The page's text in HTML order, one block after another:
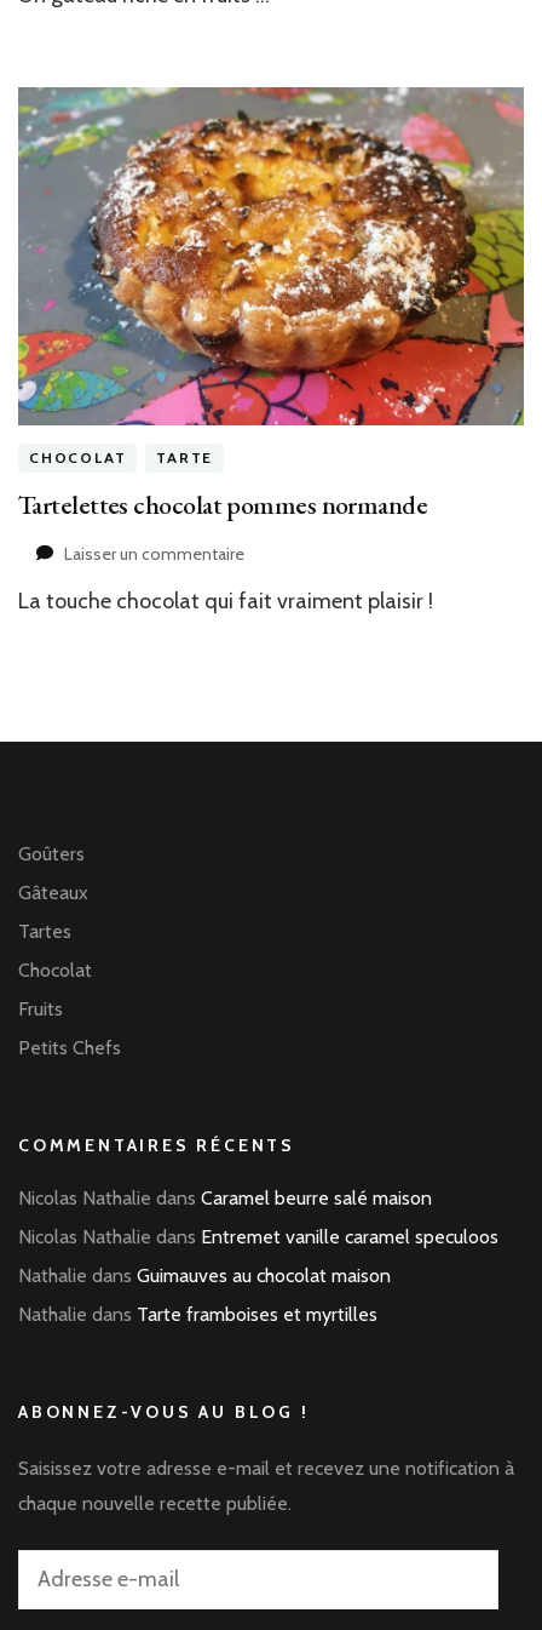
CHOCOLAT TARTE
Tartelettes chocolat pommes normande
Laisser un commentairesur
chocolat
La touche chocolat qui fait vraiment plaisir !
Goûters
Gâteaux
Tartes
Chocolat
Fruits
Petits Chefs
COMMENTAIRES RÉCENTS
Nicolas Nathalie dans Caramel beurre salé maison
Nicolas Nathalie dans Entremet vanille caramel speculoos
Nathalie dans Guimauves au chocolat maison
Nathalie dans Tarte framboises et myrtilles
ABONNEZ-VOUS AU BLOG !
Saisissez votre adresse e-mail et recevez une notification à
chaque nouvelle recette publiée.
Adresse